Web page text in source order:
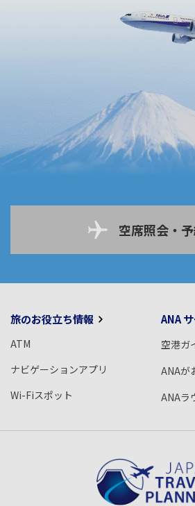
空席照会・
旅のお役立ち情報
ATM
ナビゲーションアプリ
Wi-Fiスポット
ANA
空港ガ
ANAが
ANAラ